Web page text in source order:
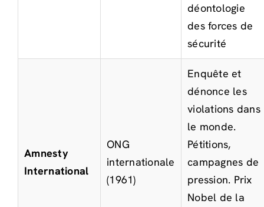
déontologie
des forces de
sécurité
Amnesty
International
ONG
internationale
(1961)
Enquête et
dénonce les
violations dans
le monde.
Pétitions,
campagnes de
pression. Prix
Nobel de la